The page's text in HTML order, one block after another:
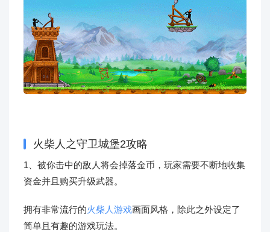
火柴人之守卫城堡2攻略
1、被你击中的敌人将会掉落金币，玩家需要不断地收集
资金并且购买升级武器。
拥有非常流行的火柴人游戏画面风格，除此之外设定了
简单且有趣的游戏玩法。